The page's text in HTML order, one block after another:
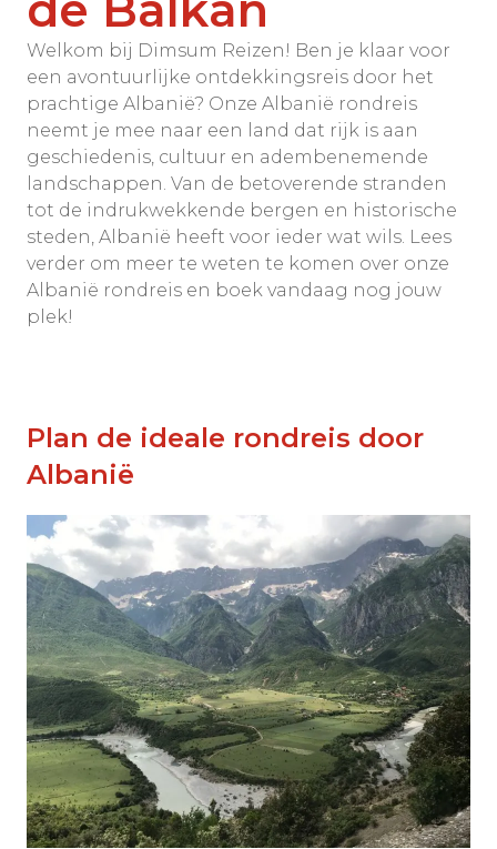
Welkom bij Dimsum Reizen! Ben je klaar voor
een avontuurlijke ontdekkingsreis door het
prachtige Albanië? Onze Albanië rondreis
neemt je mee naar een land dat rijk is aan
geschiedenis, cultuur en adembenemende
landschappen. Van de betoverende stranden
tot de indrukwekkende bergen en historische
steden, Albanië heeft voor ieder wat wils. Lees
verder om meer te weten te komen over onze
Albanië rondreis en boek vandaag nog jouw
plek!
Plan de ideale rondreis door
Albanië